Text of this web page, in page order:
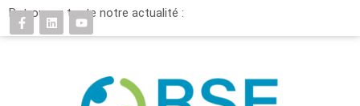
Retrouvez toute notre actualité :